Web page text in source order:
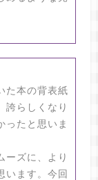
た本の背表紙
誇らしくなり
ったと思いま
ーズに、より
います。今回